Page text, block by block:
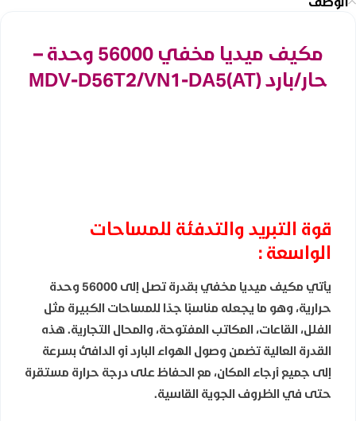
مكيف ميديا مخفي 56000 وحدة –
حار/بارد MDV-D56T2/VN1-DA5(AT)
قوة التبريد والتدفئة للمساحات
الواسعة :
يأتي مكيف ميديا مخفي بقدرة تصل إلى 56000 وحدة
حرارية، وهو ما يجعله مناسبًا جدًا للمساحات الكبيرة مثل
الفلل، القاعات، المكاتب المفتوحة، والمحال التجارية. هذه
القدرة العالية تضمن وصول الهواء البارد أو الدافئ بسرعة
إلى جميع أرجاء المكان، مع الحفاظ على درجة حرارة مستقرة
حتى في الظروف الجوية القاسية.